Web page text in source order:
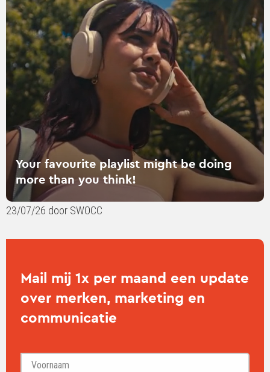
Your favourite playlist might be doing
more than you think!
23/07/26 door SWOCC
favourite
playlist
might
be
doing
more
than
think!
Mail mij 1x per maand een update
over merken, marketing en
communicatie